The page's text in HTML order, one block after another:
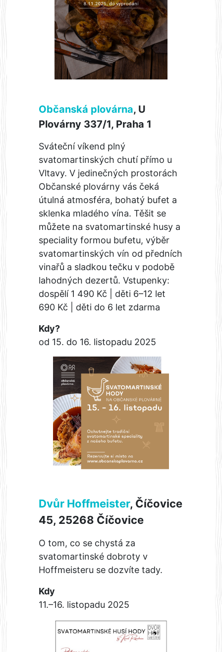
Občanská plovárna, U
Plovárny 337/1, Praha 1
Sváteční víkend plný
svatomartinských chutí přímo u
Vltavy. V jedinečných prostorách
Občanské plovárny vás čeká
útulná atmosféra, bohatý bufet a
sklenka mladého vína. Těšit se
můžete na svatomartinské husy a
speciality formou bufetu, výběr
svatomartinských vín od předních
vinařů a sladkou tečku v podobě
lahodných dezertů. Vstupenky:
dospělí 1 490 Kč | děti 6–12 let
690 Kč | děti do 6 let zdarma
Kdy?
od 15. do 16. listopadu 2025
Dvůr Hoffmeister, Číčovice
45, 25268 Číčovice
O tom, co se chystá za
svatomartinské dobroty v
Hoffmeisteru se dozvíte tady.
Kdy
11.–16. listopadu 2025